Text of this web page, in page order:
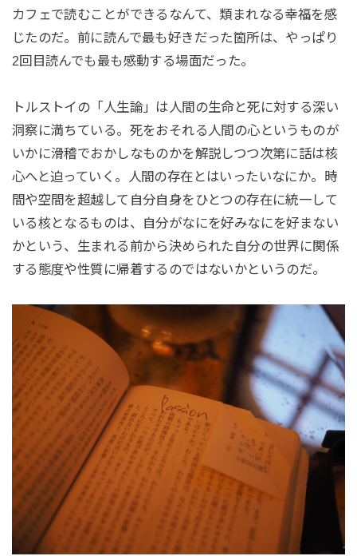
カフェで読むことができるなんて、類まれなる幸福を感
じたのだ。前に読んで最も好きだった箇所は、やっぱり
2回目読んでも最も感動する場面だった。
トルストイの「人生論」は人間の生命と死に対する深い
洞察に満ちている。死をおそれる人間の心というものが
いかに滑稽でおかしなものかを解説しつつ次第に話は核
心へと迫っていく。人間の存在とはいったいなにか。時
間や空間を超越して自分自身をひとつの存在に統一して
いる核となるものは、自分がなにを好みなにを好まない
かという、生まれる前から決められた自分の世界に関係
する態度や性質に帰着するのではないかというのだ。